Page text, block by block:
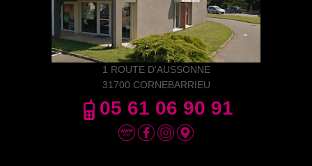
1 ROUTE D'AUSSONNE
31700 CORNEBARRIEU
05 61 06 90 91